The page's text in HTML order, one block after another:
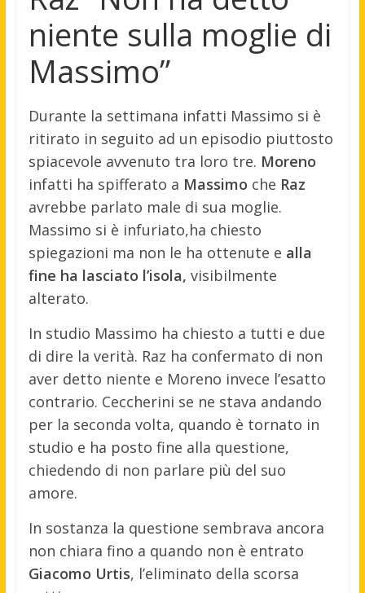
niente sulla moglie di
Massimo”
Durante la settimana infatti Massimo si è
ritirato in seguito ad un episodio piuttosto
spiacevole avvenuto tra loro tre. Moreno
infatti ha spifferato a Massimo che Raz
avrebbe parlato male di sua moglie.
Massimo si è infuriato,ha chiesto
spiegazioni ma non le ha ottenute e alla
fine ha lasciato l’isola, visibilmente
alterato.
In studio Massimo ha chiesto a tutti e due
di dire la verità. Raz ha confermato di non
aver detto niente e Moreno invece l’esatto
contrario. Ceccherini se ne stava andando
per la seconda volta, quando è tornato in
studio e ha posto fine alla questione,
chiedendo di non parlare più del suo
amore.
In sostanza la questione sembrava ancora
non chiara fino a quando non è entrato
Giacomo Urtis, l’eliminato della scorsa